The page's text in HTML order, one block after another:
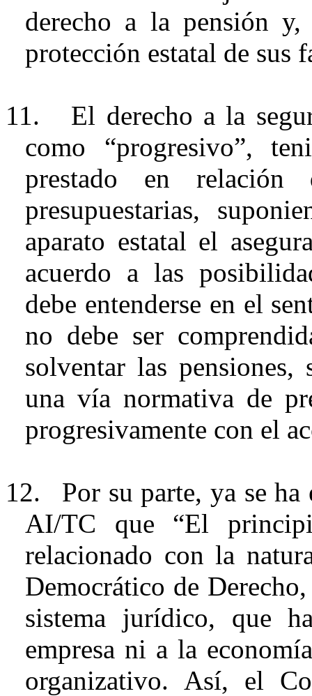
derecho a la pensión
protección estatal de sus
11.
El derecho a la
como “progresivo”,
prestado en relación
presupuestarias,
aparato estatal el
acuerdo a las
debe entenderse en el
no debe ser
solventar las
una vía normativa de
progresivamente con el
12.
Por su parte, ya se
AI/TC que “El
relacionado con la
Democrático de
sistema jurídico, que
empresa ni a la
organizativo. Así, el